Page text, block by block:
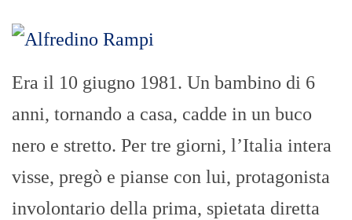
Era il 10 giugno 1981. Un bambino di 6
anni, tornando a casa, cadde in un buco
nero e stretto. Per tre giorni, l’Italia intera
visse, pregò e pianse con lui, protagonista
involontario della prima, spietata diretta